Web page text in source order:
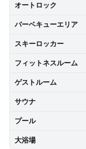
オートロック
バーベキューエリア
スキーロッカー
フィットネスルーム
ゲストルーム
サウナ
プール
大浴場